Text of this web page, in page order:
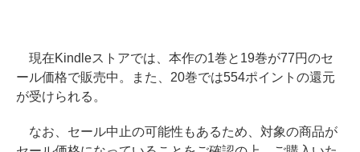
現在Kindleストアでは、本作の1巻と19巻が77円のセ
ール価格で販売中。また、20巻では554ポイントの還元
が受けられる。
なお、セール中止の可能性もあるため、対象の商品が